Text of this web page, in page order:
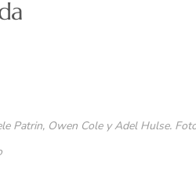
Patrin, Owen Cole y Adel Hulse.